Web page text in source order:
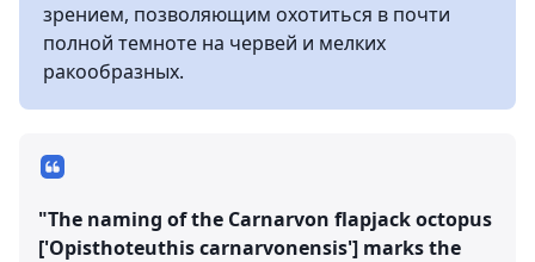
зрением, позволяющим охотиться в почти
полной темноте на червей и мелких
ракообразных.
"The naming of the Carnarvon flapjack octopus
['Opisthoteuthis carnarvonensis'] marks the